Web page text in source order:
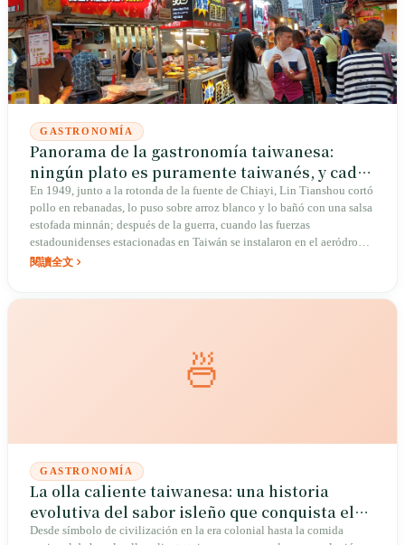
GASTRONOMÍA
Panorama de la gastronomía taiwanesa:
ningún plato es puramente taiwanés, y cada
plato es lo más taiwanés que hay
En 1949, junto a la rotonda de la fuente de Chiayi, Lin Tianshou cortó
pollo en rebanadas, lo puso sobre arroz blanco y lo bañó con una salsa
estofada minnán; después de la guerra, cuando las fuerzas
estadounidenses estacionadas en Taiwán se instalaron en el aeródromo
de Shuishang, llevaron grandes cantidades de pavo a Taiwán, y ese
Michelin en 2025. Esta isla pasó cuatrocientos años cocinando cada
plato prestado a su propia manera.
閱讀全文
🍜
GASTRONOMÍA
La olla caliente taiwanesa: una historia
evolutiva del sabor isleño que conquista el
alma
Desde símbolo de civilización en la era colonial hasta la comida